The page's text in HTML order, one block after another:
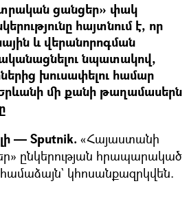
ցանցեր» փակ
հայտնում է, որ
և վերանորոգման
նպատակով,
խուսափելու համար
մի քանի թաղամասերն
— Sputnik. «Հայաստանի
ընկերության հրապարակած
կհոսանքազրկվեն.